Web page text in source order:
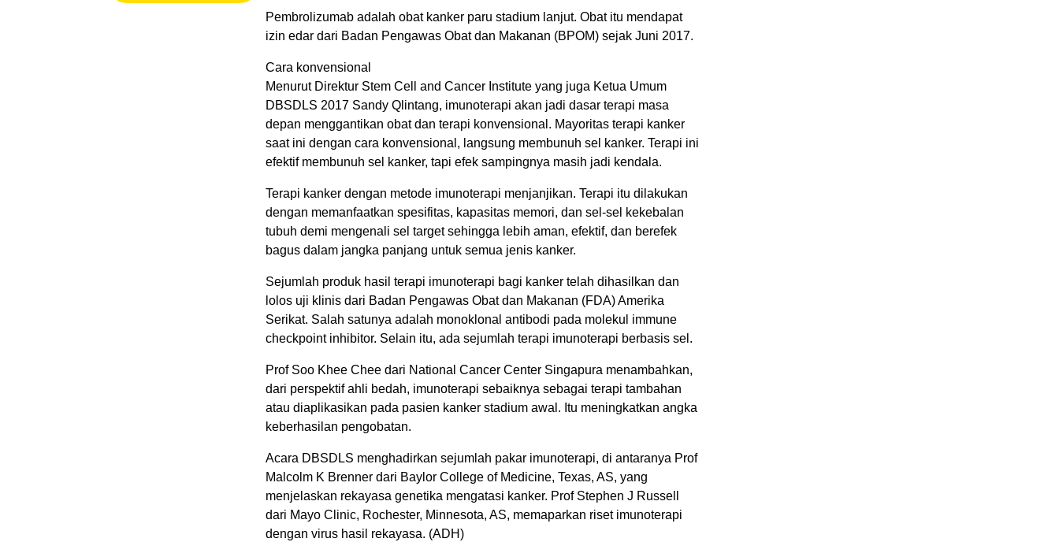
Pembrolizumab adalah obat kanker paru stadium lanjut. Obat itu mendapat
izin edar dari Badan Pengawas Obat dan Makanan (BPOM) sejak Juni 2017.
Cara konvensional
Menurut Direktur Stem Cell and Cancer Institute yang juga Ketua Umum
DBSDLS 2017 Sandy Qlintang, imunoterapi akan jadi dasar terapi masa
depan menggantikan obat dan terapi konvensional. Mayoritas terapi kanker
saat ini dengan cara konvensional, langsung membunuh sel kanker. Terapi ini
efektif membunuh sel kanker, tapi efek sampingnya masih jadi kendala.
Terapi kanker dengan metode imunoterapi menjanjikan. Terapi itu dilakukan
dengan memanfaatkan spesifitas, kapasitas memori, dan sel-sel kekebalan
tubuh demi mengenali sel target sehingga lebih aman, efektif, dan berefek
bagus dalam jangka panjang untuk semua jenis kanker.
Sejumlah produk hasil terapi imunoterapi bagi kanker telah dihasilkan dan
lolos uji klinis dari Badan Pengawas Obat dan Makanan (FDA) Amerika
Serikat. Salah satunya adalah monoklonal antibodi pada molekul immune
checkpoint inhibitor. Selain itu, ada sejumlah terapi imunoterapi berbasis sel.
Prof Soo Khee Chee dari National Cancer Center Singapura menambahkan,
dari perspektif ahli bedah, imunoterapi sebaiknya sebagai terapi tambahan
atau diaplikasikan pada pasien kanker stadium awal. Itu meningkatkan angka
keberhasilan pengobatan.
Acara DBSDLS menghadirkan sejumlah pakar imunoterapi, di antaranya Prof
Malcolm K Brenner dari Baylor College of Medicine, Texas, AS, yang
menjelaskan rekayasa genetika mengatasi kanker. Prof Stephen J Russell
dari Mayo Clinic, Rochester, Minnesota, AS, memaparkan riset imunoterapi
dengan virus hasil rekayasa. (ADH)